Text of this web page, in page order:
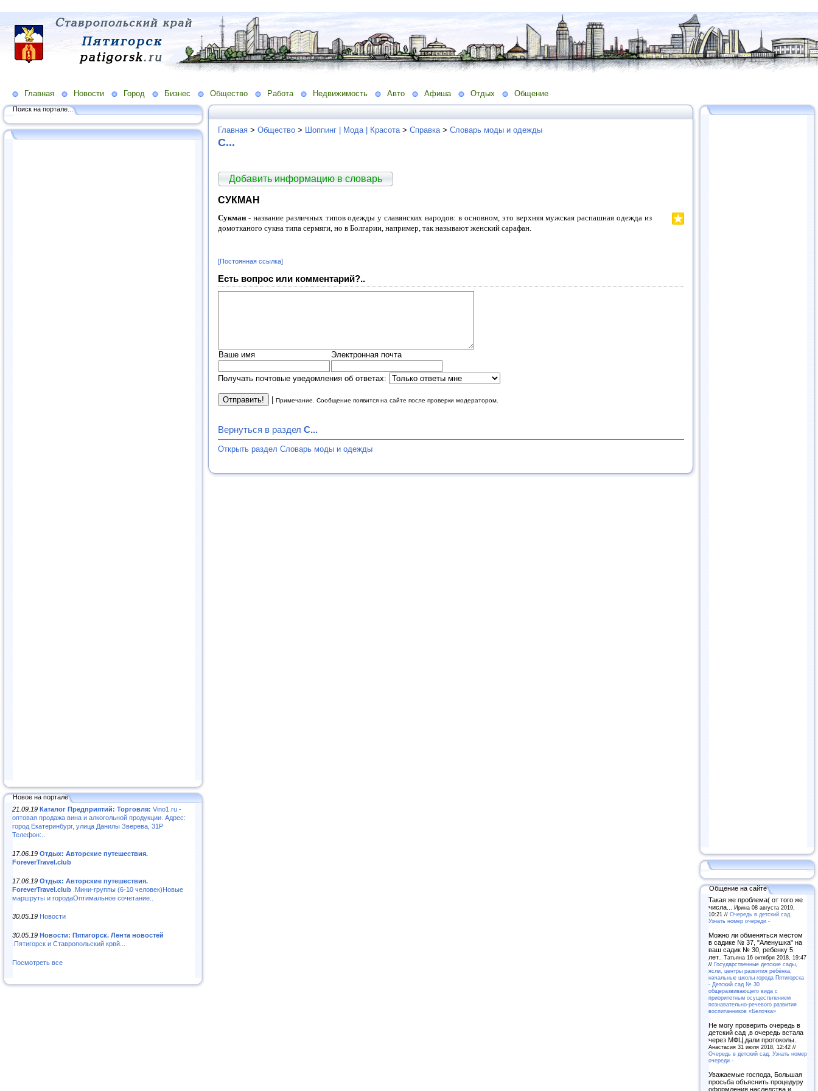
Главная Новости Город Бизнес Общество Работа Недвижимость Авто Афиша Отдых Общение
Поиск на портале...
Новое на портале
21.09.19 Каталог Предприятий: Торговля: Vino1.ru -
оптовая продажа вина и алкогольной продукции. Адрес:
город Екатеринбург, улица Данилы Зверева, 31Р
Телефон:..
17.06.19 Отдых: Авторские путешествия.
ForeverTravel.club
17.06.19 Отдых: Авторские путешествия.
ForeverTravel.club .Мини-группы (6-10 человек)Новые
маршруты и городаОптимальное сочетание..
30.05.19 Новости
30.05.19 Новости: Пятигорск. Лента новостей
.Пятигорск и Ставропольский крвй...
Посмотреть все
Главная > Общество > Шоппинг | Мода | Красота > Справка > Словарь моды и одежды
С...
Добавить информацию в словарь
СУКМАН
Сукман - название различных типов одежды у славянских народов: в основном, это верхняя мужская распашная одежда из
домотканого сукна типа сермяги, но в Болгарии, например, так называют женский сарафан.
[Постоянная ссылка]
Есть вопрос или комментарий?..
Ваше имя Электронная почта
Получать почтовые уведомления об ответах:
Примечание. Сообщение появится на сайте после проверки модератором.
Вернуться в раздел С...
Открыть раздел Словарь моды и одежды
Общение на сайте
Такая же проблема( от того же
числа... Ирина 08 августа 2019,
10:21 // Очередь в детский сад.
Узнать номер очереди -
Можно ли обменяться местом
в садике № 37, "Аленушка" на
ваш садик № 30, ребенку 5
лет.. Татьяна 16 октября 2018, 19:47
// Государственные детские сады,
ясли, центры развития ребёнка,
начальные школы города Пятигорска
- Детский сад № 30
общеразвивающего вида с
приоритетным осуществлением
познавательно-речевого развития
воспитанников «Белочка»
Не могу проверить очередь в
детский сад ,в очередь встала
через МФЦ,дали протоколы..
Анастасия 31 июля 2018, 12:42 //
Очередь в детский сад. Узнать номер
очереди -
Уважаемые господа, Большая
просьба объяснить процедуру
оформления наследства и